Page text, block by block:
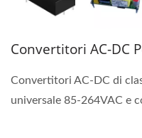
Convertitori AC-DC
Convertitori AC-DC di
universale 85-264VAC e